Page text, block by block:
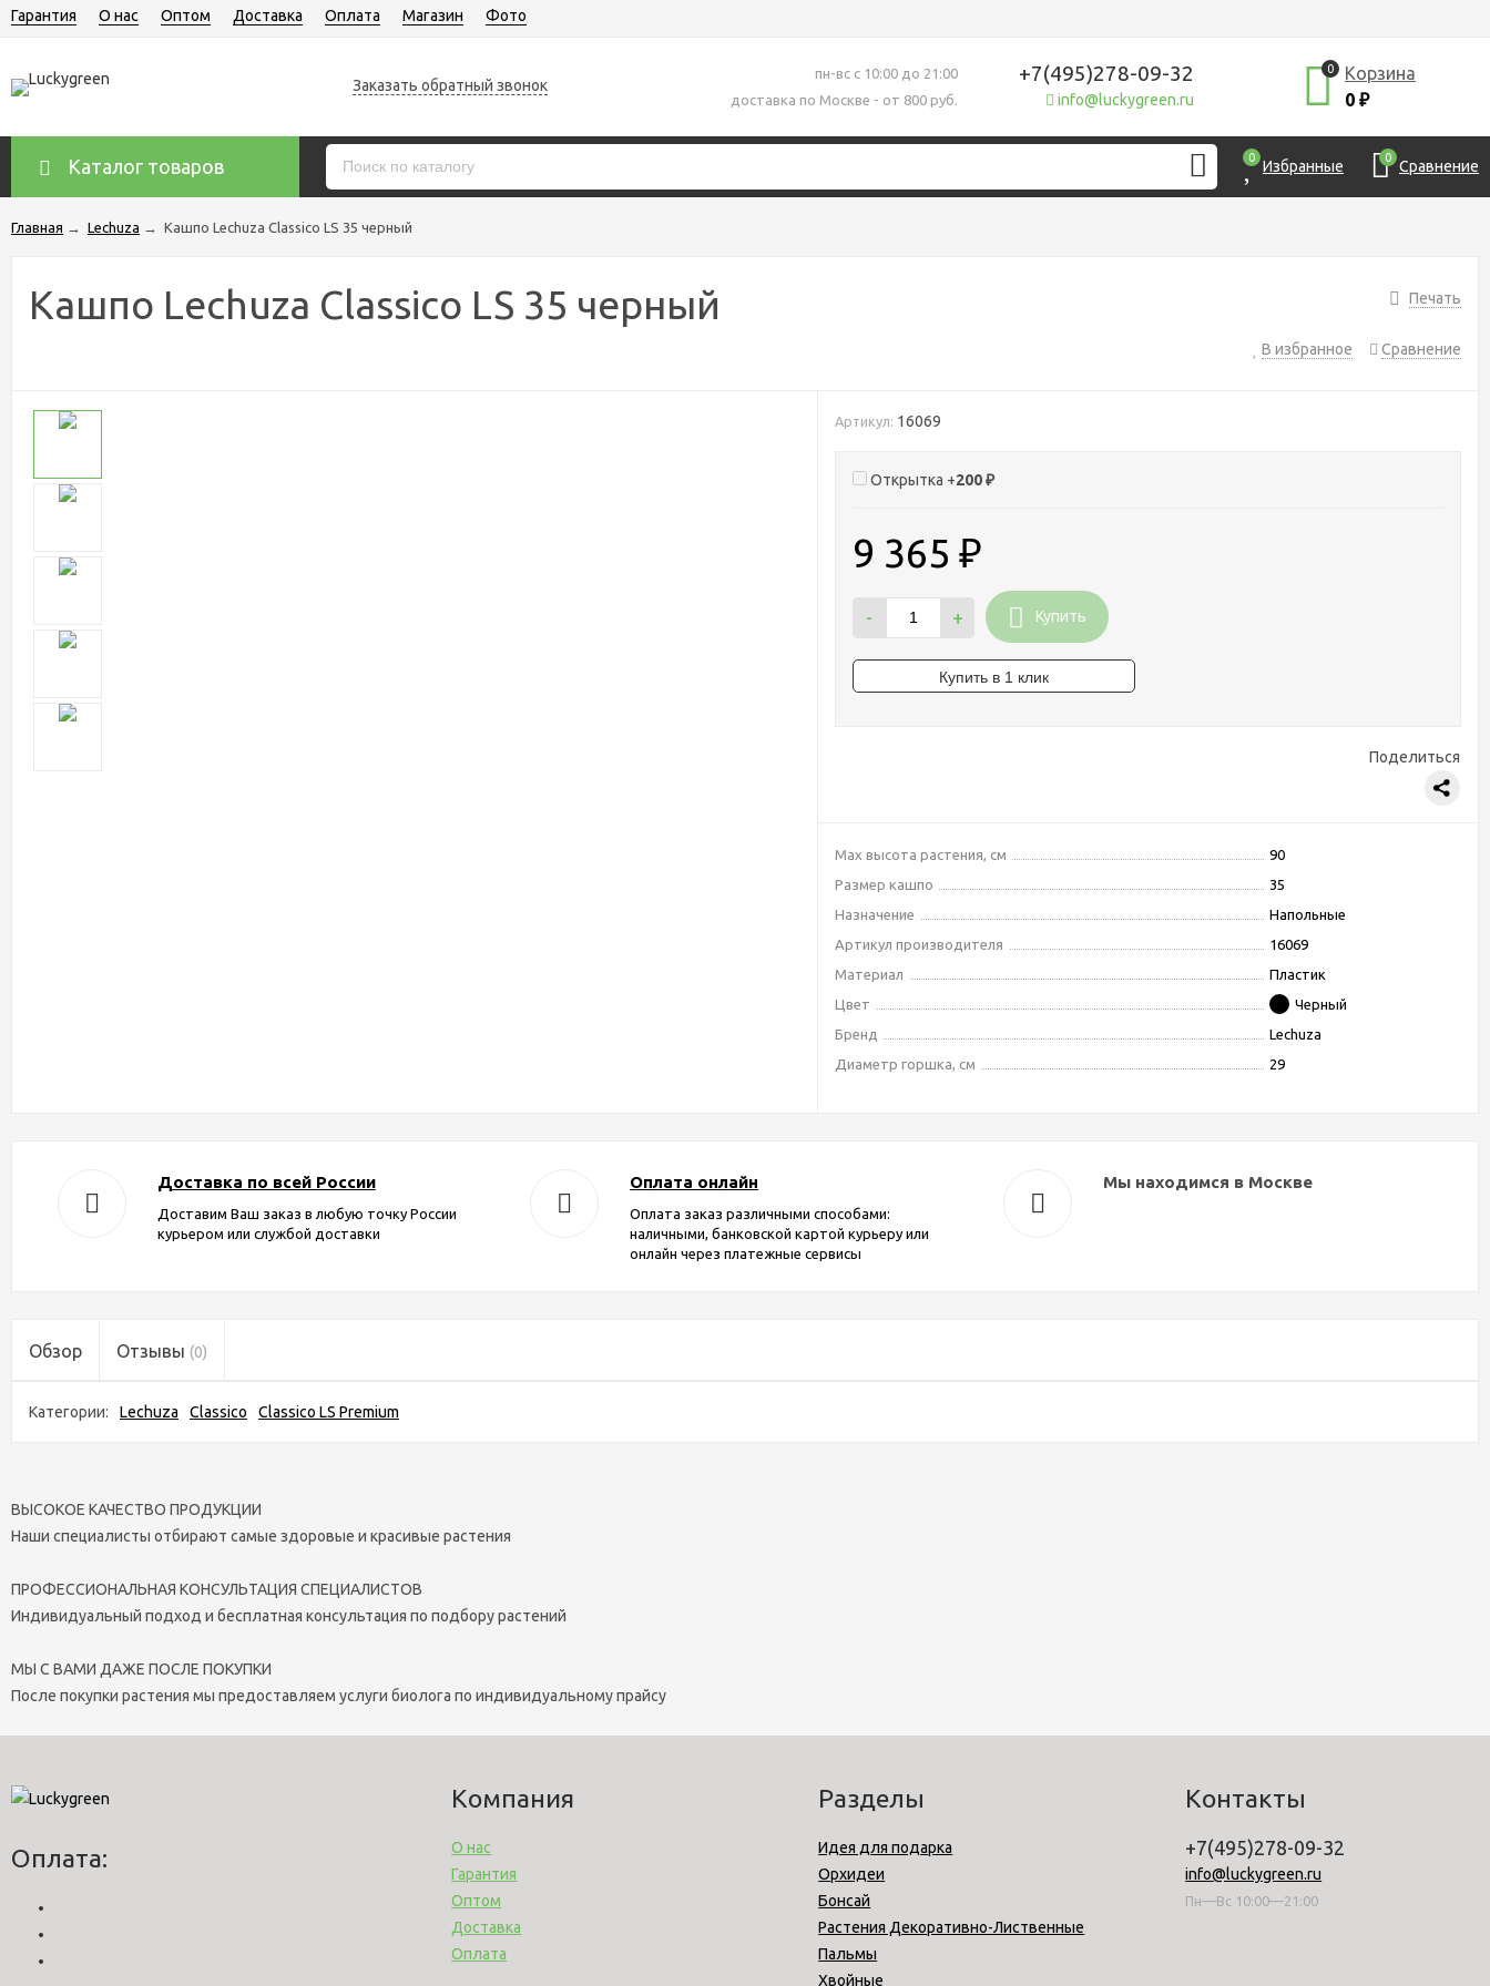
Гарантия О нас Оптом Доставка Оплата Магазин Фото
Заказать обратный звонок
пн-вс с 10:00 до 21:00
доставка по Москве - от 800 руб.
+7(495)278-09-32
info@luckygreen.ru
0
Корзина
0 ₽
Каталог товаров 0 Избранные 0 Сравнение
Главная → Lechuza → Кашпо Lechuza Classico LS 35 черный
Печать
Кашпо Lechuza Classico LS 35 черный
В избранное Сравнение
Артикул: 16069
Открытка +200₽
9 365₽
- + Купить
Поделиться
Max высота растения, см
90
Размер кашпо
35
Назначение
Напольные
Артикул производителя
16069
Материал
Пластик
Цвет
Черный
Бренд
Lechuza
Диаметр горшка, см
29
Доставка по всей России
Доставим Ваш заказ в любую точку России
курьером или службой доставки
Оплата онлайн
Оплата заказ различными способами:
наличными, банковской картой курьеру или
онлайн через платежные сервисы
Мы находимся в Москве
Обзор Отзывы (0)
Категории: Lechuza Classico Classico LS Premium
ВЫСОКОЕ КАЧЕСТВО ПРОДУКЦИИ
Наши специалисты отбирают самые здоровые и красивые растения
ПРОФЕССИОНАЛЬНАЯ КОНСУЛЬТАЦИЯ СПЕЦИАЛИСТОВ
Индивидуальный подход и бесплатная консультация по подбору растений
МЫ С ВАМИ ДАЖЕ ПОСЛЕ ПОКУПКИ
После покупки растения мы предоставляем услуги биолога по индивидуальному прайсу
Оплата:
Компания
О нас
Гарантия
Оптом
Доставка
Оплата
Разделы
Идея для подарка
Орхидеи
Бонсай
Растения Декоративно-Лиственные
Пальмы
Хвойные
Контакты
+7(495)278-09-32
info@luckygreen.ru
Пн—Вс 10:00—21:00